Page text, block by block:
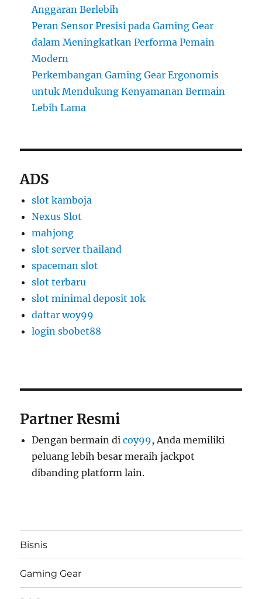
Anggaran Berlebih
Peran Sensor Presisi pada Gaming Gear
dalam Meningkatkan Performa Pemain
Modern
Perkembangan Gaming Gear Ergonomis
untuk Mendukung Kenyamanan Bermain
Lebih Lama
ADS
slot kamboja
Nexus Slot
mahjong
slot server thailand
spaceman slot
slot terbaru
slot minimal deposit 10k
daftar woy99
login sbobet88
Partner Resmi
Dengan bermain dicoy99, Anda memiliki
peluang lebih besar meraih jackpot
dibanding platform lain.
Bisnis
Gaming Gear